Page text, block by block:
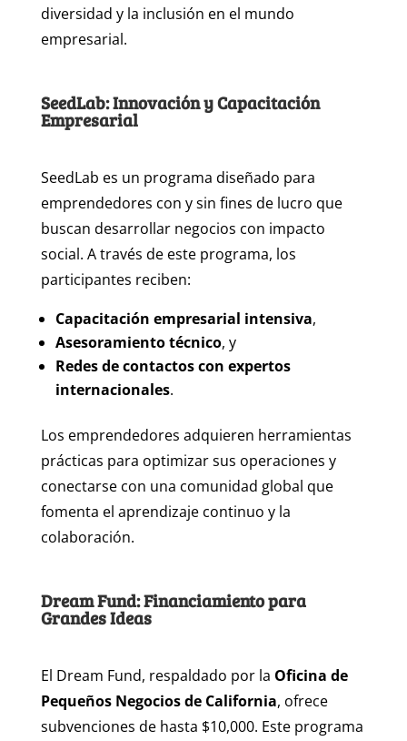
diversidad y la inclusión en el mundo
empresarial.
SeedLab: Innovación y Capacitación
Empresarial
SeedLab es un programa diseñado para
emprendedores con y sin fines de lucro que
buscan desarrollar negocios con impacto
social. A través de este programa, los
participantes reciben:
Capacitación empresarial intensiva,
Asesoramiento técnico, y
Redes de contactos con expertos
internacionales.
Los emprendedores adquieren herramientas
prácticas para optimizar sus operaciones y
conectarse con una comunidad global que
fomenta el aprendizaje continuo y la
colaboración.
Dream Fund: Financiamiento para
Grandes Ideas
El Dream Fund, respaldado por la Oficina de
Pequeños Negocios de California, ofrece
subvenciones de hasta $10,000. Este programa